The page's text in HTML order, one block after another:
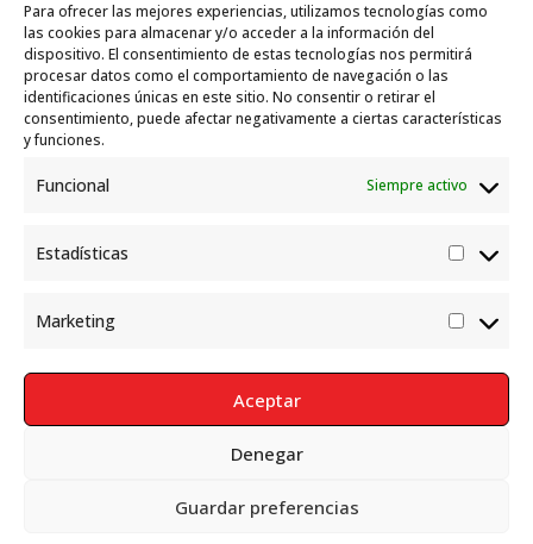
Para ofrecer las mejores experiencias, utilizamos tecnologías como
las cookies para almacenar y/o acceder a la información del
dispositivo. El consentimiento de estas tecnologías nos permitirá
procesar datos como el comportamiento de navegación o las
identificaciones únicas en este sitio. No consentir o retirar el
consentimiento, puede afectar negativamente a ciertas características
y funciones.
Funcional Siempre activo
Estadísticas
Marketing
Aceptar
Denegar
Guardar preferencias
Garelli-Refugio: Acciones de empleo en el
marco del Sistema de Acogida de Protección
Internacional 10 julio, 2026
Política de Privacidad